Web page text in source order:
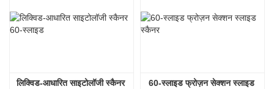
लिक्विड-आधारित साइटोलॉजी स्कैनर
60-स्लाइड फ्रोज़न सेक्शन स्लाइड